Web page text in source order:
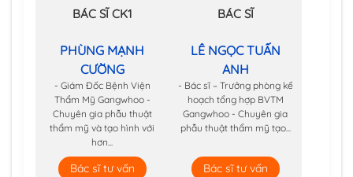
BÁC SĨ CK1
PHÙNG MẠNH
CƯỜNG
- Giám Đốc Bệnh Viện
Thẩm Mỹ Gangwhoo -
Chuyên gia phẫu thuật
thẩm mỹ và tạo hình với
hơn...
Bác sĩ tư vấn
BÁC SĨ
LÊ NGỌC TUẤN
ANH
- Bác sĩ – Trưởng phòng kế
hoạch tổng hợp BVTM
Gangwhoo - Chuyên gia
phẫu thuật thẩm mỹ tạo...
Bác sĩ tư vấn